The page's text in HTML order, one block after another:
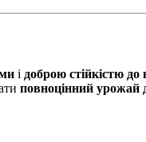
і доброю стійкістю
повноцінний урожай